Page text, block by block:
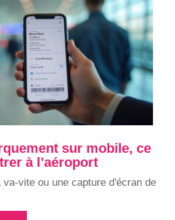
sur mobile, ce
à l’aéroport
vite ou une capture d'écran de